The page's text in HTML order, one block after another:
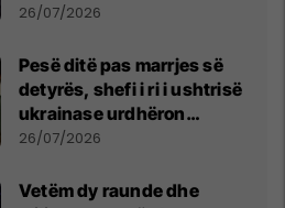
26/07/2026
Pesë ditë pas marrjes së
detyrës, shefi i ri i ushtrisë
ukrainase urdhëron
kontroll të madh
26/07/2026
Vetëm dy raunde dhe